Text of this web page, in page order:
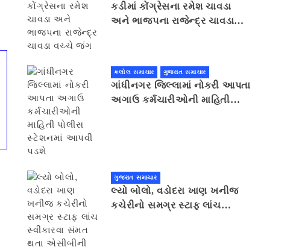
કડીમાં કોંગ્રેસના રમેશ ચાવડા
અને ભાજપના રાજેન્દ્ર ચાવડા
કલોલ સમાચાર ગુજરાત સમાચાર
ગાંધીનગર જિલ્લામાં નોકરી આપતા
અગાઉ કર્મચારીઓની માહિતી
ગુજરાત સમાચાર
લ્યો બોલો, વડોદરા ખાણ ખનીજ
કચેરીનો સમગ્ર સ્ટાફ લાંચ